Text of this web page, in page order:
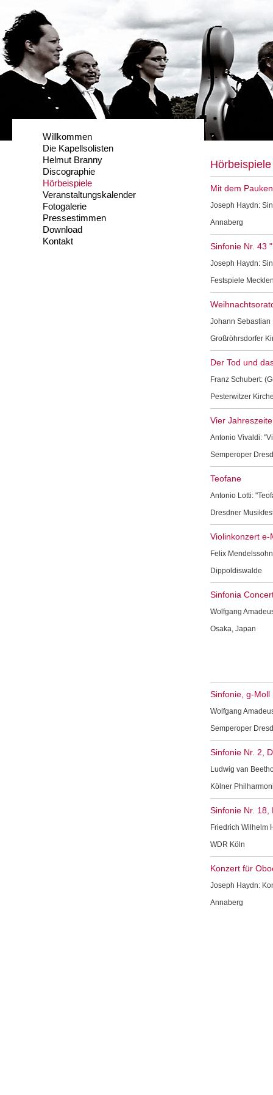
Willkommen
Die Kapellsolisten
Helmut Branny
Discographie
Hörbeispiele
Veranstaltungskalender
Fotogalerie
Pressestimmen
Download
Kontakt
Mit dem
Joseph Haydn:
Annaberg
Sinfonie Nr. 43
Joseph Haydn:
Festspiele
Johann Sebastian
Großröhrsdorfer
Der Tod und
Franz Schubert:
Pesterwitzer
Vier
Antonio Vivaldi:
Semperoper
Teofane
Antonio Lotti:
Dresdner
Violinkonzert e-
Felix
Dippoldiswalde
Sinfonia
Wolfgang
Osaka, Japan
Sinfonie, g-Moll
Wolfgang
Semperoper
Sinfonie Nr. 2,
Ludwig van
Kölner
Sinfonie Nr. 18,
Friedrich Wilhelm
WDR Köln
Konzert für
Joseph Haydn:
Annaberg